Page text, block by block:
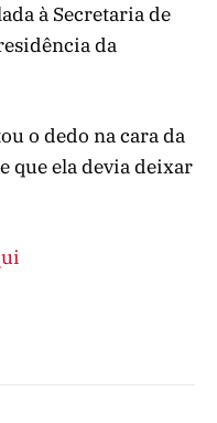
à Secretaria de
da
o dedo na cara da
que ela devia deixar